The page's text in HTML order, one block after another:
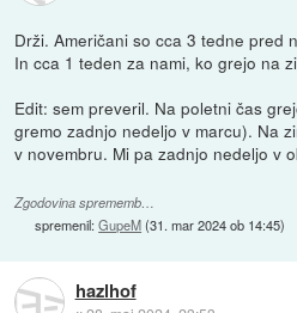
Drži. Američani so cca 3 tedne pred
In cca 1 teden za nami, ko grejo na
Edit: sem preveril. Na poletni čas
gremo zadnjo nedeljo v marcu). Na
v novembru. Mi pa zadnjo nedeljo v
Zgodovina sprememb…
spremenil:GupeM(31. mar 2024 ob 14:45)
hazlhof